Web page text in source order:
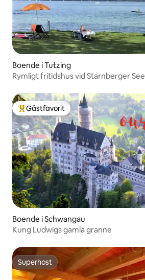
Boende i Tutzing
Rymligt fritidshus vid Starnberger See
Populär gästfavorit
Gästfavorit
Boende i Schwangau
Kung Ludwigs gamla granne
Superhost
Superhost